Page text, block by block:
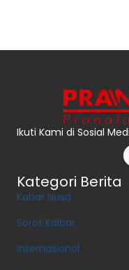
Ikuti Kami di Sosial
Kategori Berita
Kabar Nusa
Sorot Kalbar
Internasional